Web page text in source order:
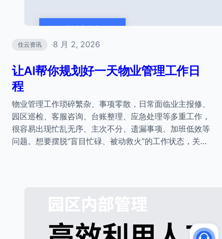
住云资讯 ·8 月 2, 2026
让AI帮你规划好一天物业管理工作日
程
物业管理工作琐碎繁杂、事项零散，日常面临业主报修、
园区巡检、客服咨询、台账整理、应急处理等多重工作，
很容易出现忙乱无序、主次不分、遗漏事项、加班低效等
问题。想要摆脱“盲目忙碌、被动救火”的工作状态，关…